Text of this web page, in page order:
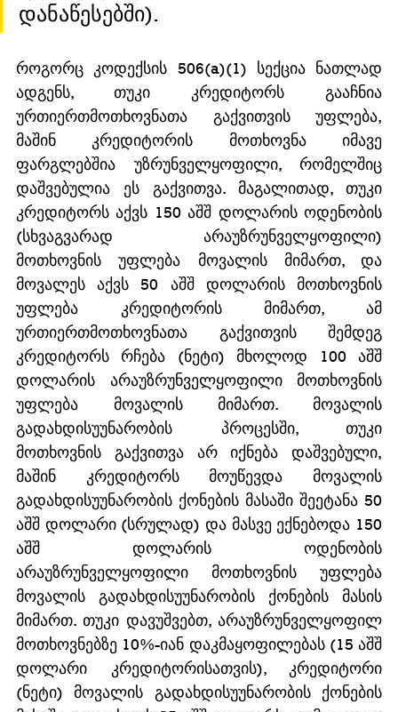
დანაწესებში).
როგორც კოდექსის 506(a)(1) სექცია ნათლად
ადგენს, თუკი კრედიტორს გააჩნია
ურთიერთმოთხოვნათა გაქვითვის უფლება,
მაშინ კრედიტორის მოთხოვნა იმავე
ფარგლებშია უზრუნველყოფილი, რომელშიც
დაშვებულია ეს გაქვითვა. მაგალითად, თუკი
კრედიტორს აქვს 150 აშშ დოლარის ოდენობის
(სხვაგვარად არაუზრუნველყოფილი)
მოთხოვნის უფლება მოვალის მიმართ, და
მოვალეს აქვს 50 აშშ დოლარის მოთხოვნის
უფლება კრედიტორის მიმართ, ამ
ურთიერთმოთხოვნათა გაქვითვის შემდეგ
კრედიტორს რჩება (ნეტი) მხოლოდ 100 აშშ
დოლარის არაუზრუნველყოფილი მოთხოვნის
უფლება მოვალის მიმართ. მოვალის
გადახდისუუნარობის პროცესში, თუკი
მოთხოვნის გაქვითვა არ იქნება დაშვებული,
მაშინ კრედიტორს მოუწევდა მოვალის
გადახდისუუნარობის ქონების მასაში შეეტანა 50
აშშ დოლარი (სრულად) და მასვე ექნებოდა 150
აშშ დოლარის ოდენობის
არაუზრუნველყოფილი მოთხოვნის უფლება
მოვალის გადახდისუუნარობის ქონების მასის
მიმართ. თუკი დავუშვებთ, არაუზრუნველყოფილ
მოთხოვნებზე 10%-იან დაკმაყოფილებას (15 აშშ
დოლარი კრედიტორისათვის), კრედიტორი
(ნეტი) მოვალის გადახდისუუნარობის ქონების